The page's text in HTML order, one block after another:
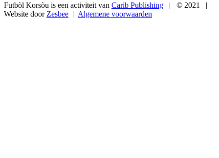
Futbòl Korsòu is een activiteit van Carib Publishing | © 2021 |
Website door Zesbee | Algemene voorwaarden